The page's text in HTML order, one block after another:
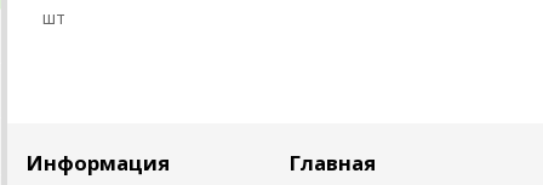
шт
Информация Главная